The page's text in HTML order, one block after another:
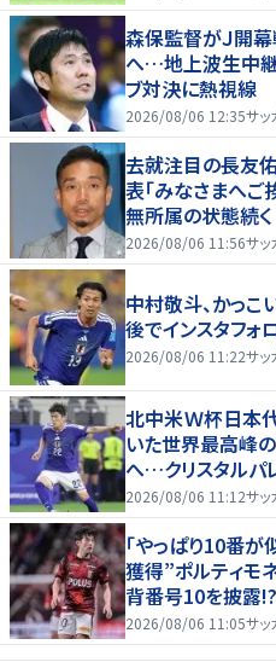
森保監督がＪ開幕
へ…地上波生中継
ブ対決に熱視線
2026/08/06 12:35サッ
去就注目の長友
表「みなさまへ
無所属の状態続く
2026/08/06 11:56サッ
中村敬斗、かっ
後でインスタフ
2026/08/06 11:22サッ
北中米Ｗ杯日本
いた世界最高峰
へ…クリスタルパ
2026/08/06 11:12サッ
｢やっぱり10番が
獲得”ポルティモ
背番号10を披露
｢爽やかイケメン｣
2026/08/06 11:05サッ